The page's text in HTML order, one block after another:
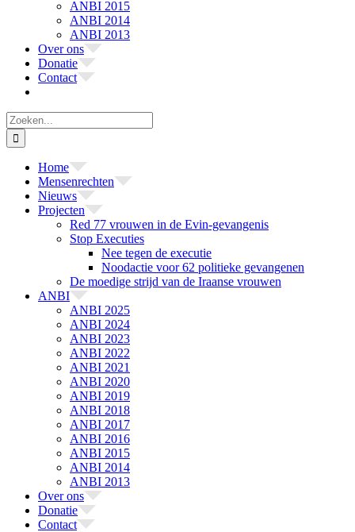
ANBI 2015
ANBI 2014
ANBI 2013
Over ons
Donatie
Contact
Zoeken
naar:
Home
Mensenrechten
Nieuws
Projecten
Red 77 vrouwen in de Evin-gevangenis
Stop Executies
Nee tegen de executie
Noodactie voor 62 politieke gevangenen
De moedige strijd van de Iraanse vrouwen
ANBI
ANBI 2025
ANBI 2024
ANBI 2023
ANBI 2022
ANBI 2021
ANBI 2020
ANBI 2019
ANBI 2018
ANBI 2017
ANBI 2016
ANBI 2015
ANBI 2014
ANBI 2013
Over ons
Donatie
Contact